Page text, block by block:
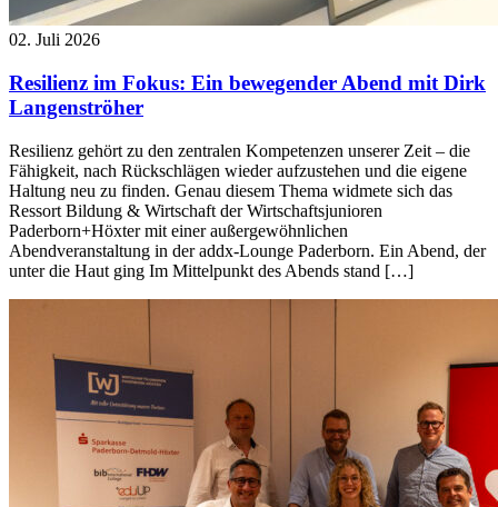
02. Juli 2026
Resilienz im Fokus: Ein bewegender Abend mit Dirk
Langenströher
Resilienz gehört zu den zentralen Kompetenzen unserer Zeit – die
Fähigkeit, nach Rückschlägen wieder aufzustehen und die eigene
Haltung neu zu finden. Genau diesem Thema widmete sich das
Ressort Bildung & Wirtschaft der Wirtschaftsjunioren
Paderborn+Höxter mit einer außergewöhnlichen
Abendveranstaltung in der addx-Lounge Paderborn. Ein Abend, der
unter die Haut ging Im Mittelpunkt des Abends stand […]